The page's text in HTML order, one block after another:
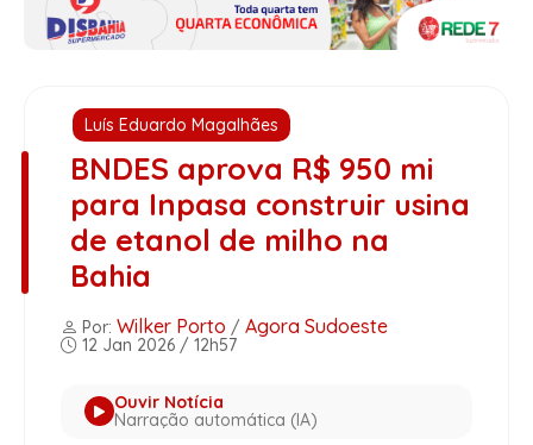
Luís Eduardo Magalhães
BNDES aprova R$ 950 mi
para Inpasa construir usina
de etanol de milho na
Bahia
Por: Wilker Porto / Agora Sudoeste
12 Jan 2026 / 12h57
Ouvir Notícia
Narração automática (IA)